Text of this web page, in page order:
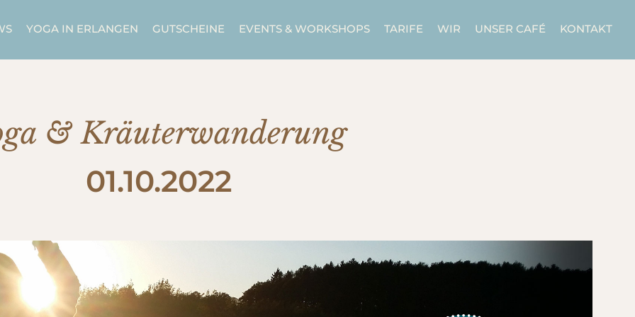
YOGA IN ERLANGEN GUTSCHEINE EVENTS & WORKSHOPS TARIFE WIR UNSER CAFÉ KONTAKT
& Kräuterwanderung
01.10.2022